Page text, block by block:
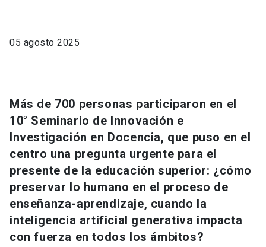
Información para keyboard_arrow_down
Futuros estudiantes
Estudiantes
Académicos
Personal
Go to english site launch
ACCESOS DIRECTOS
Admisión launch
Mi Cuenta UC
05 agosto 2025
Más de 700 personas participaron en el
10° Seminario de Innovación e
Investigación en Docencia, que puso en el
centro una pregunta urgente para el
presente de la educación superior: ¿cómo
preservar lo humano en el proceso de
enseñanza-aprendizaje, cuando la
inteligencia artificial generativa impacta
con fuerza en todos los ámbitos?